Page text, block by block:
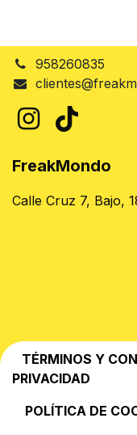
958260835
FreakMondo
Calle Cruz 7, Bajo,
TÉRMINOS Y
PRIVACIDAD
POLÍTICA DE